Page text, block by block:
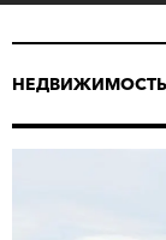
НЕДВИЖИМОСТЬ